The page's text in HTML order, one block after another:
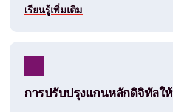
เรียนรู้เพิ่มเติม
การปรับปรุงแกนหลักดิจิทัลใ